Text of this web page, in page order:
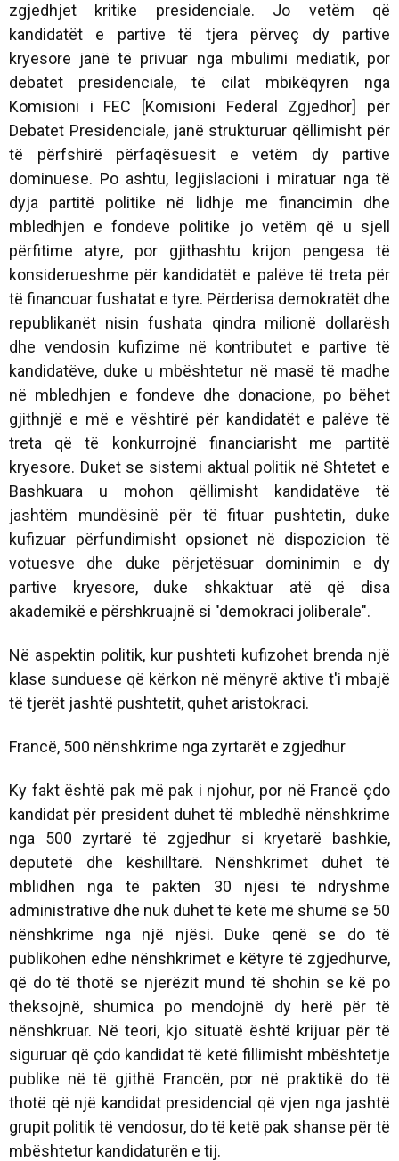
zgjedhjet kritike presidenciale. Jo vetëm që
kandidatët e partive të tjera përveç dy partive
kryesore janë të privuar nga mbulimi mediatik, por
debatet presidenciale, të cilat mbikëqyren nga
Komisioni i FEC [Komisioni Federal Zgjedhor] për
Debatet Presidenciale, janë strukturuar qëllimisht për
të përfshirë përfaqësuesit e vetëm dy partive
dominuese. Po ashtu, legjislacioni i miratuar nga të
dyja partitë politike në lidhje me financimin dhe
mbledhjen e fondeve politike jo vetëm që u sjell
përfitime atyre, por gjithashtu krijon pengesa të
konsiderueshme për kandidatët e palëve të treta për
të financuar fushatat e tyre. Përderisa demokratët dhe
republikanët nisin fushata qindra milionë dollarësh
dhe vendosin kufizime në kontributet e partive të
kandidatëve, duke u mbështetur në masë të madhe
në mbledhjen e fondeve dhe donacione, po bëhet
gjithnjë e më e vështirë për kandidatët e palëve të
treta që të konkurrojnë financiarisht me partitë
kryesore. Duket se sistemi aktual politik në Shtetet e
Bashkuara u mohon qëllimisht kandidatëve të
jashtëm mundësinë për të fituar pushtetin, duke
kufizuar përfundimisht opsionet në dispozicion të
votuesve dhe duke përjetësuar dominimin e dy
partive kryesore, duke shkaktuar atë që disa
akademikë e përshkruajnë si "demokraci joliberale".
Në aspektin politik, kur pushteti kufizohet brenda një
klase sunduese që kërkon në mënyrë aktive t'i mbajë
të tjerët jashtë pushtetit, quhet aristokraci.
Francë, 500 nënshkrime nga zyrtarët e zgjedhur
Ky fakt është pak më pak i njohur, por në Francë çdo
kandidat për president duhet të mbledhë nënshkrime
nga 500 zyrtarë të zgjedhur si kryetarë bashkie,
deputetë dhe këshilltarë. Nënshkrimet duhet të
mblidhen nga të paktën 30 njësi të ndryshme
administrative dhe nuk duhet të ketë më shumë se 50
nënshkrime nga një njësi. Duke qenë se do të
publikohen edhe nënshkrimet e këtyre të zgjedhurve,
që do të thotë se njerëzit mund të shohin se kë po
theksojnë, shumica po mendojnë dy herë për të
nënshkruar. Në teori, kjo situatë është krijuar për të
siguruar që çdo kandidat të ketë fillimisht mbështetje
publike në të gjithë Francën, por në praktikë do të
thotë që një kandidat presidencial që vjen nga jashtë
grupit politik të vendosur, do të ketë pak shanse për të
mbështetur kandidaturën e tij.